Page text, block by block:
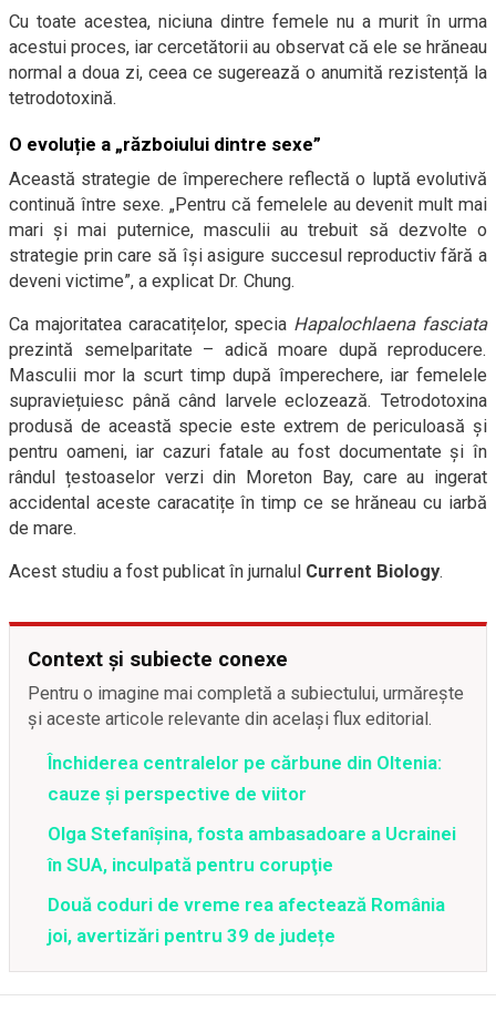
Cu toate acestea, niciuna dintre femele nu a murit în urma
acestui proces, iar cercetătorii au observat că ele se hrăneau
normal a doua zi, ceea ce sugerează o anumită rezistență la
tetrodotoxină.
O evoluție a „războiului dintre sexe”
Această strategie de împerechere reflectă o luptă evolutivă
continuă între sexe. „Pentru că femelele au devenit mult mai
mari și mai puternice, masculii au trebuit să dezvolte o
strategie prin care să își asigure succesul reproductiv fără a
deveni victime”, a explicat Dr. Chung.
Ca majoritatea caracatițelor, specia Hapalochlaena fasciata
prezintă semelparitate – adică moare după reproducere.
Masculii mor la scurt timp după împerechere, iar femelele
supraviețuiesc până când larvele eclozează. Tetrodotoxina
produsă de această specie este extrem de periculoasă și
pentru oameni, iar cazuri fatale au fost documentate și în
rândul țestoaselor verzi din Moreton Bay, care au ingerat
accidental aceste caracatițe în timp ce se hrăneau cu iarbă
de mare.
Acest studiu a fost publicat în jurnalul Current Biology.
Context și subiecte conexe
Pentru o imagine mai completă a subiectului, urmărește
și aceste articole relevante din același flux editorial.
Închiderea centralelor pe cărbune din Oltenia:
cauze și perspective de viitor
Olga Stefanîşina, fosta ambasadoare a Ucrainei
în SUA, inculpată pentru corupţie
Două coduri de vreme rea afectează România
joi, avertizări pentru 39 de județe